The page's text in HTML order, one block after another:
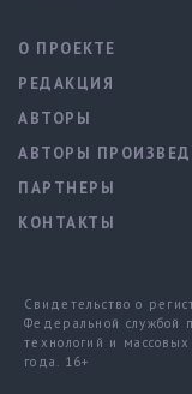
О ПРОЕКТЕ
РЕДАКЦИЯ
АВТОРЫ
АВТОРЫ
ПАРТНЕРЫ
КОНТАКТЫ
Свидетельство о
Федеральной службой
технологий и
года. 16+